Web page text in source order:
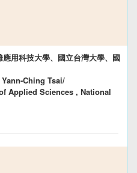
用科技大學、國立台灣大學、國
Ching Tsai/
Applied Sciences , National